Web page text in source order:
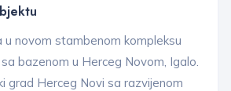
novom stambenom kompleksu
bazenom u Herceg Novom, Igalo.
grad Herceg Novi sa razvijenom